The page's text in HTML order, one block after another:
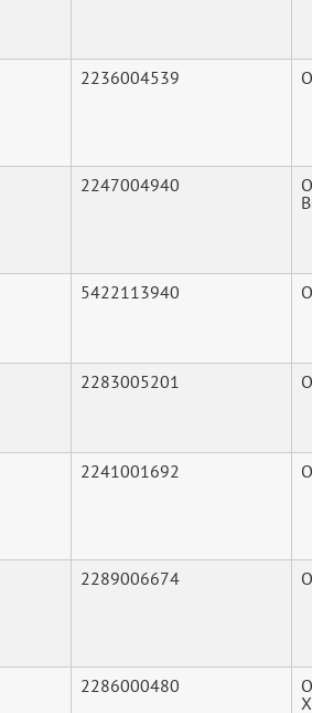
2236004539
2247004940
5422113940
2283005201
2241001692
2289006674
2286000480